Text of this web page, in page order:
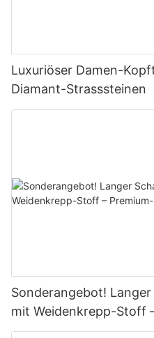
Luxuriöser Damen-
Diamant-Strasssteinen
Sonderangebot!
mit Weidenkrepp-Stoff
Schal